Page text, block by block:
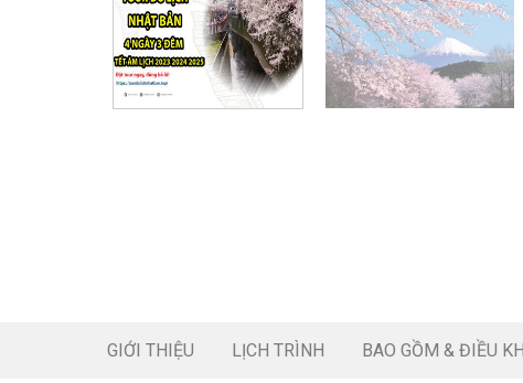
GIỚI THIỆU LỊCH TRÌNH BAO GỒM & ĐIỀU